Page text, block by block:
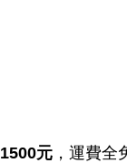
1500元 ，運費全